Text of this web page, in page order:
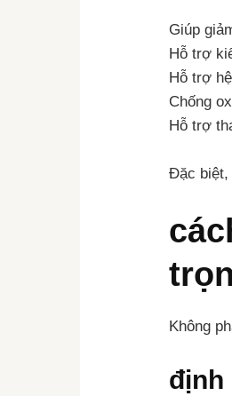
Giúp
Hỗ trợ
Hỗ trợ
Chống
Hỗ trợ
Đặc biệt,
Không